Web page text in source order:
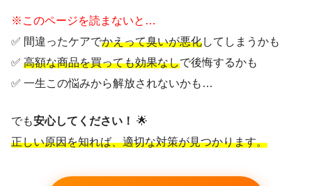
※このページを読まないと…
✅ 間違ったケアでかえって臭いが悪化してしまうかも
✅ 高額な商品を買っても効果なしで後悔するかも
✅ 一生この悩みから解放されないかも…
でも安心してください！ 🌟
正しい原因を知れば、適切な対策が見つかります。